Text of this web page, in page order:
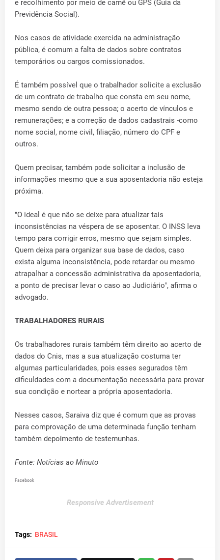
e recolhimento por meio de carnê ou GPS (Guia da
Previdência Social).
Nos casos de atividade exercida na administração
pública, é comum a falta de dados sobre contratos
temporários ou cargos comissionados.
É também possível que o trabalhador solicite a exclusão
de um contrato de trabalho que consta em seu nome,
mesmo sendo de outra pessoa; o acerto de vínculos e
remunerações; e a correção de dados cadastrais -como
nome social, nome civil, filiação, número do CPF e
outros.
Quem precisar, também pode solicitar a inclusão de
informações mesmo que a sua aposentadoria não esteja
próxima.
"O ideal é que não se deixe para atualizar tais
inconsistências na véspera de se aposentar. O INSS leva
tempo para corrigir erros, mesmo que sejam simples.
Quem deixa para organizar sua base de dados, caso
exista alguma inconsistência, pode retardar ou mesmo
atrapalhar a concessão administrativa da aposentadoria,
a ponto de precisar levar o caso ao Judiciário", afirma o
advogado.
TRABALHADORES RURAIS
Os trabalhadores rurais também têm direito ao acerto de
dados do Cnis, mas a sua atualização costuma ter
algumas particularidades, pois esses segurados têm
dificuldades com a documentação necessária para provar
sua condição e nortear a própria aposentadoria.
Nesses casos, Saraiva diz que é comum que as provas
para comprovação de uma determinada função tenham
também depoimento de testemunhas.
Fonte: Notícias ao Minuto
Facebook
Responsive Advertisement
Tags: BRASIL